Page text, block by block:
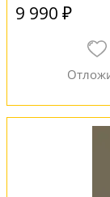
9 990 ₽